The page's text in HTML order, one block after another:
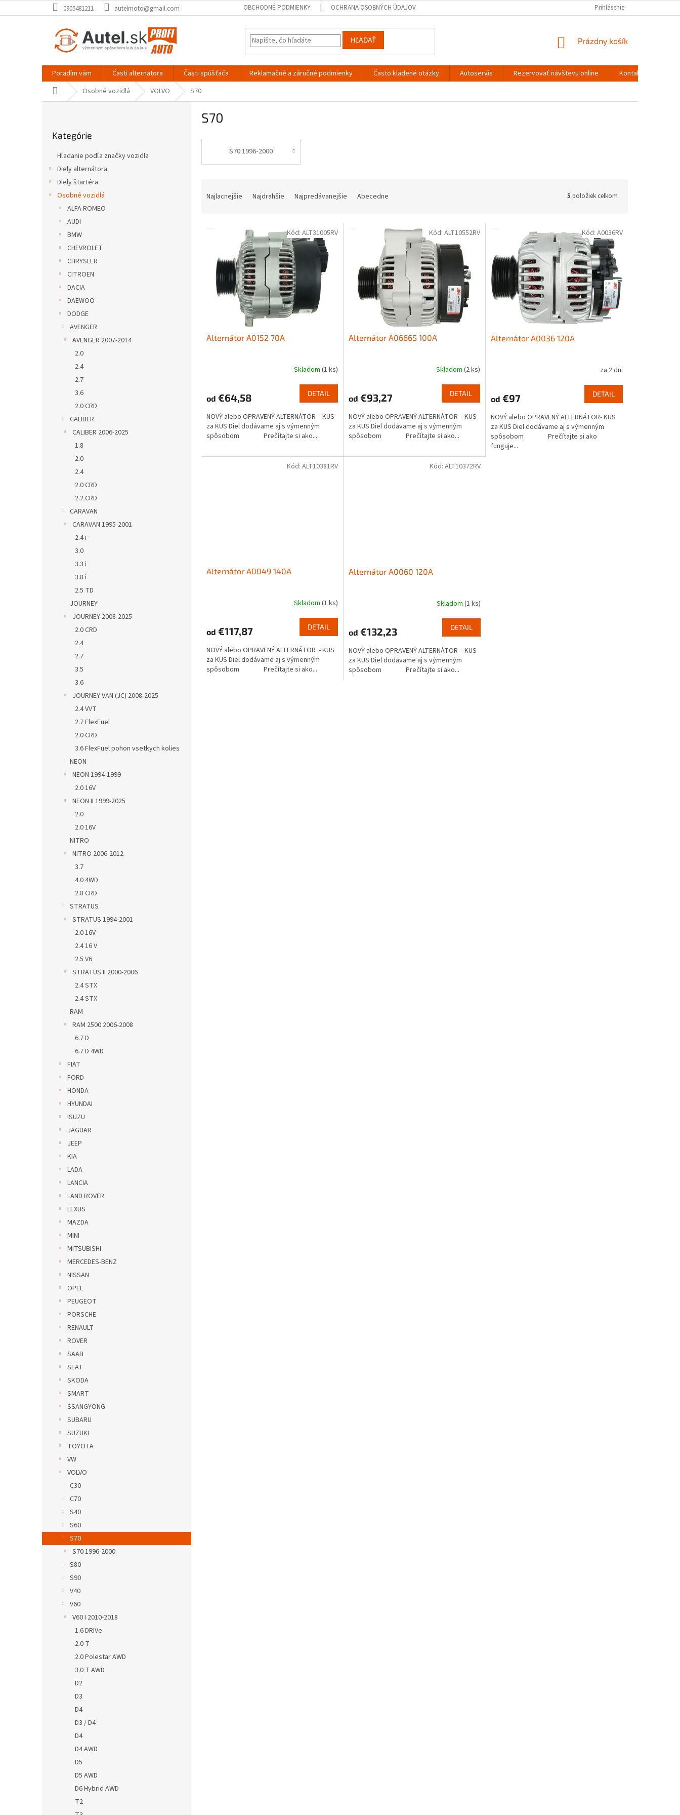
na
0905481211 autelmoto@gmail.com OBCHODNÉ PODMIENKY OCHRANA OSOBNÝCH ÚDAJOV Prihlásenie
HĽADAŤ
NÁKUPNÝ
Prázdny košík
Poradím vám Časti alternátora Časti spúšťača Reklamačné a záručné podmienky Často kladené otázky Autoservis Rezervovať návštevu online
Kontakty
Domov Osobné vozidlá VOLVO S70
kategórie
Kategórie
Hľadanie podľa značky vozidla
Diely alternátora
Diely štartéra
Osobné vozidlá
ALFA ROMEO
AUDI
BMW
CHEVROLET
CHRYSLER
CITROEN
DACIA
DAEWOO
DODGE
AVENGER
AVENGER 2007-2014
2.0
2.4
2.7
3.6
2.0 CRD
CALIBER
CALIBER 2006-2025
1.8
2.0
2.4
2.0 CRD
2.2 CRD
CARAVAN
CARAVAN 1995-2001
2.4 i
3.0
3.3 i
3.8 i
2.5 TD
JOURNEY
JOURNEY 2008-2025
2.0 CRD
2.4
2.7
3.5
3.6
JOURNEY VAN (JC) 2008-2025
2.4 VVT
2.7 FlexFuel
2.0 CRD
3.6 FlexFuel pohon vsetkych kolies
NEON
NEON 1994-1999
2.0 16V
NEON II 1999-2025
2.0
2.0 16V
NITRO
NITRO 2006-2012
3.7
4.0 4WD
2.8 CRD
STRATUS
STRATUS 1994-2001
2.0 16V
2.4 16 V
2.5 V6
STRATUS II 2000-2006
2.4 STX
2.4 STX
RAM
RAM 2500 2006-2008
6.7 D
6.7 D 4WD
FIAT
FORD
HONDA
HYUNDAI
ISUZU
JAGUAR
JEEP
KIA
LADA
LANCIA
LAND ROVER
LEXUS
MAZDA
MINI
MITSUBISHI
MERCEDES-BENZ
NISSAN
OPEL
PEUGEOT
PORSCHE
RENAULT
ROVER
SAAB
SEAT
SKODA
SMART
SSANGYONG
SUBARU
SUZUKI
TOYOTA
VW
VOLVO
C30
C70
S40
S60
S70
S70 1996-2000
S80
S90
V40
V60
V60 I 2010-2018
1.6 DRIVe
2.0 T
2.0 Polestar AWD
3.0 T AWD
D2
D3
D4
D3 / D4
D4
D4 AWD
D5
D5 AWD
D6 Hybrid AWD
T2
S70
S70 1996-2000
Najlacnejšie Najdrahšie Najpredávanejšie Abecedne 5 položiek celkom
Alternátor A0152 70A
Skladom (1 ks)
od €64,58 DETAIL
NOVÝ alebo OPRAVENÝ ALTERNÁTOR - KUS
za KUS Diel dodávame aj s výmenným
spôsobom Prečítajte si ako...
Kód: ALT31005RV
Alternátor A0666S 100A
Skladom (2 ks)
od €93,27 DETAIL
NOVÝ alebo OPRAVENÝ ALTERNÁTOR - KUS
za KUS Diel dodávame aj s výmenným
spôsobom Prečítajte si ako...
Kód: ALT10552RV
Alternátor A0036 120A
za 2 dni
od €97 DETAIL
NOVÝ alebo OPRAVENÝ ALTERNÁTOR- KUS
za KUS Diel dodávame aj s výmenným
spôsobom Prečítajte si ako
funguje...
Kód: A0036RV
Alternátor A0049 140A
Skladom (1 ks)
od €117,87 DETAIL
NOVÝ alebo OPRAVENÝ ALTERNÁTOR - KUS
za KUS Diel dodávame aj s výmenným
spôsobom Prečítajte si ako...
Kód: ALT10381RV
Alternátor A0060 120A
Skladom (1 ks)
od €132,23 DETAIL
NOVÝ alebo OPRAVENÝ ALTERNÁTOR - KUS
za KUS Diel dodávame aj s výmenným
spôsobom Prečítajte si ako...
Kód: ALT10372RV